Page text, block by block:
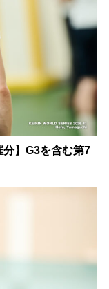
分】G3を含む第7